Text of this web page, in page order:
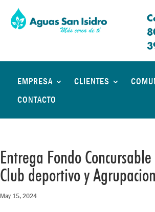
EMPRESA CLIENTES
CONTACTO
Entrega Fondo
Club deportivo y
May 15, 2024